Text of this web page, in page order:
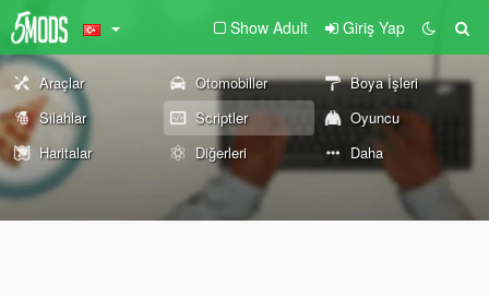
Show Adult Giriş Yap
Araçlar Otomobiller
Boya İşleri
Silahlar
Scriptler
Oyuncu
Haritalar
Diğerleri Daha